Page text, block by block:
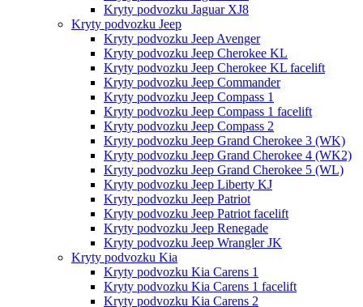
Kryty podvozku Jaguar XJ8
Kryty podvozku Jeep
Kryty podvozku Jeep Avenger
Kryty podvozku Jeep Cherokee KL
Kryty podvozku Jeep Cherokee KL facelift
Kryty podvozku Jeep Commander
Kryty podvozku Jeep Compass 1
Kryty podvozku Jeep Compass 1 facelift
Kryty podvozku Jeep Compass 2
Kryty podvozku Jeep Grand Cherokee 3 (WK)
Kryty podvozku Jeep Grand Cherokee 4 (WK2)
Kryty podvozku Jeep Grand Cherokee 5 (WL)
Kryty podvozku Jeep Liberty KJ
Kryty podvozku Jeep Patriot
Kryty podvozku Jeep Patriot facelift
Kryty podvozku Jeep Renegade
Kryty podvozku Jeep Wrangler JK
Kryty podvozku Kia
Kryty podvozku Kia Carens 1
Kryty podvozku Kia Carens 1 facelift
Kryty podvozku Kia Carens 2